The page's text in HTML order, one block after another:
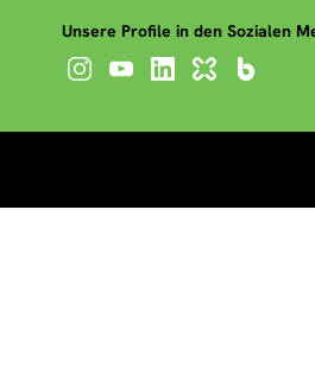
Unsere Profile in den Sozialen